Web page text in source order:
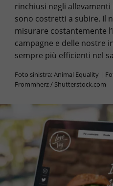
rinchiusi negli
sono costretti a subire. Il
misurare costantemente
campagne e delle nostre
sempre più efficienti nel
Foto sinistra: Animal Equality |
Frommherz / Shutterstock.com